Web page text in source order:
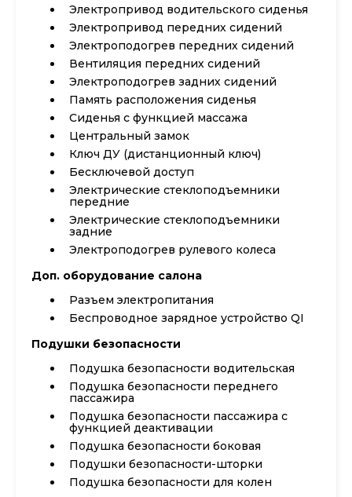
Электропривод водительского сиденья
Электропривод передних сидений
Электроподогрев передних сидений
Вентиляция передних сидений
Электроподогрев задних сидений
Память расположения сиденья
Сиденья с функцией массажа
Центральный замок
Ключ ДУ (дистанционный ключ)
Бесключевой доступ
Электрические стеклоподъемники
передние
Электрические стеклоподъемники
задние
Электроподогрев рулевого колеса
Доп. оборудование салона
Разъем электропитания
Беспроводное зарядное устройство QI
Подушки безопасности
Подушка безопасности водительская
Подушка безопасности переднего
пассажира
Подушка безопасности пассажира с
функцией деактивации
Подушка безопасности боковая
Подушки безопасности-шторки
Подушка безопасности для колен